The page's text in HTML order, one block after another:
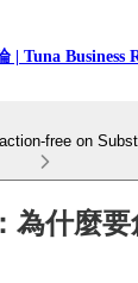
| Tuna Business
free on
為什麼